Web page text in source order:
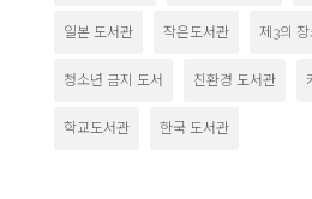
일본 도서관 작은도서관 제3의 장
청소년 금지 도서 친환경 도서관
학교도서관 한국 도서관